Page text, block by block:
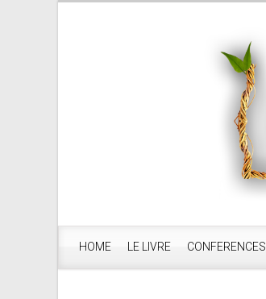
HOME LE LIVRE CONFERENCES